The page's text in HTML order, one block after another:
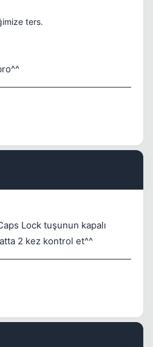
ters.
Lock tuşunun kapalı
2 kez kontrol et^^